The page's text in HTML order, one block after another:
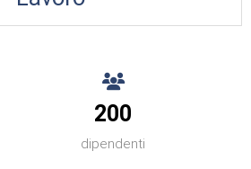
200
dipendenti